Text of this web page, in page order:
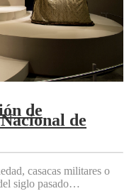
de
de
casacas militares o
siglo pasado…